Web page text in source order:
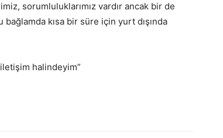
sorumluluklarımız vardır ancak bir de
bağlamda kısa bir süre için yurt dışında
halindeyim”